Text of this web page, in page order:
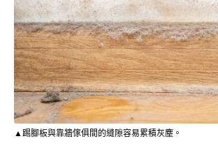
▲踢腳板與靠牆傢俱間的縫隙容易累積灰塵。